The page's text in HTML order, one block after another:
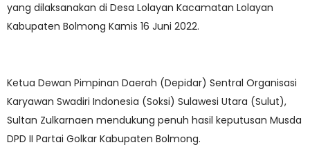
yang dilaksanakan di Desa Lolayan Kacamatan Lolayan
Kabupaten Bolmong Kamis 16 Juni 2022.
Ketua Dewan Pimpinan Daerah (Depidar) Sentral Organisasi
Karyawan Swadiri Indonesia (Soksi) Sulawesi Utara (Sulut),
Sultan Zulkarnaen mendukung penuh hasil keputusan Musda
DPD II Partai Golkar Kabupaten Bolmong.